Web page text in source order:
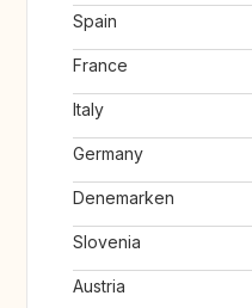
Spain
France
Italy
Germany
Denemarken
Slovenia
Austria